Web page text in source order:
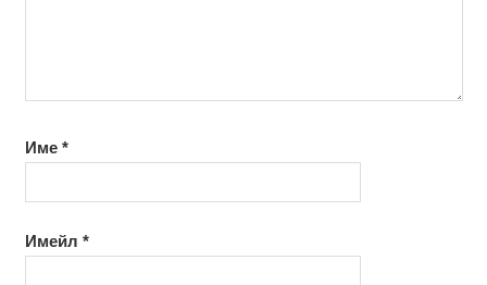
Име *
Имейл *